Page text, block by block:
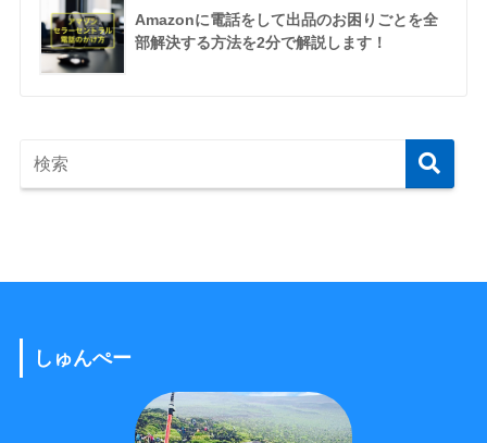
Amazonに電話をして出品のお困りごとを全
部解決する方法を2分で解説します！
しゅんぺー